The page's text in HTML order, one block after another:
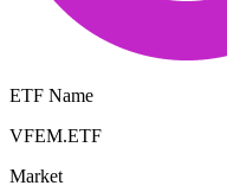
ETF Name
VFEM.ETF
Market